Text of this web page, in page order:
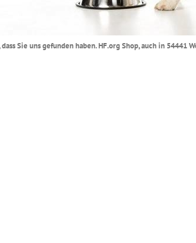
Sie uns gefunden haben. HF.org Shop, auch in 54441